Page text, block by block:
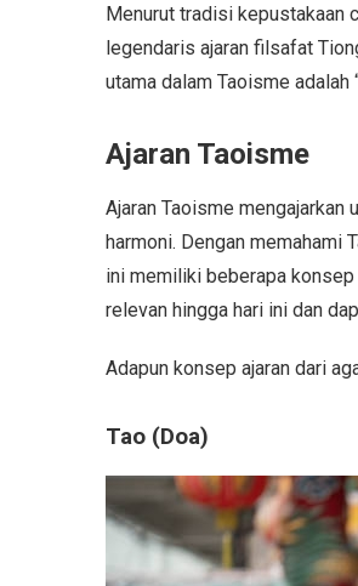
Menurut tradisi kepustakaan
legendaris ajaran filsafat
utama dalam Taoisme adalah
Ajaran Taoisme
Ajaran Taoisme
harmoni. Dengan memahami
ini memiliki beberapa konsep
relevan hingga hari ini dan
Adapun konsep ajaran dari
Tao (Doa)